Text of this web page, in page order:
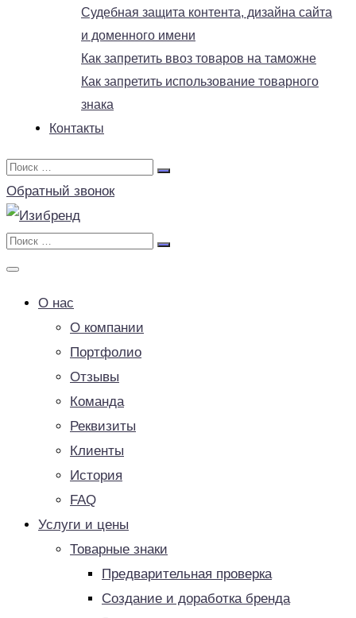
Судебная защита контента, дизайна сайта
и доменного имени
Как запретить ввоз товаров на таможне
Как запретить использование товарного
знака
Контакты
Обратный звонок
О нас
О компании
Портфолио
Отзывы
Команда
Реквизиты
Клиенты
История
FAQ
Услуги и цены
Товарные знаки
Предварительная проверка
Создание и доработка бренда